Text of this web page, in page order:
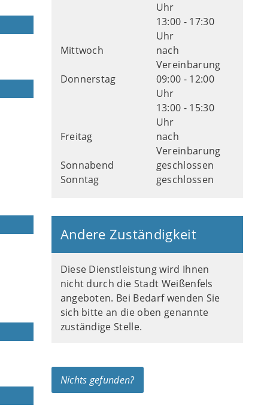
Uhr
13:00 - 17:30
Uhr
Mittwoch
nach
Vereinbarung
Donnerstag
09:00 - 12:00
Uhr
13:00 - 15:30
Uhr
Freitag
nach
Vereinbarung
Sonnabend
geschlossen
Sonntag
geschlossen
Andere Zuständigkeit
Diese Dienstleistung wird Ihnen
nicht durch die Stadt Weißenfels
angeboten. Bei Bedarf wenden Sie
sich bitte an die oben genannte
zuständige Stelle.
Nichts gefunden?